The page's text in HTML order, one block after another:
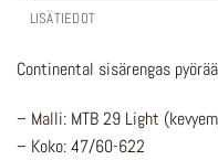
LISÄTIEDOT
Continental sisärengas
– Malli: MTB 29 Light
– Koko: 47/60-622